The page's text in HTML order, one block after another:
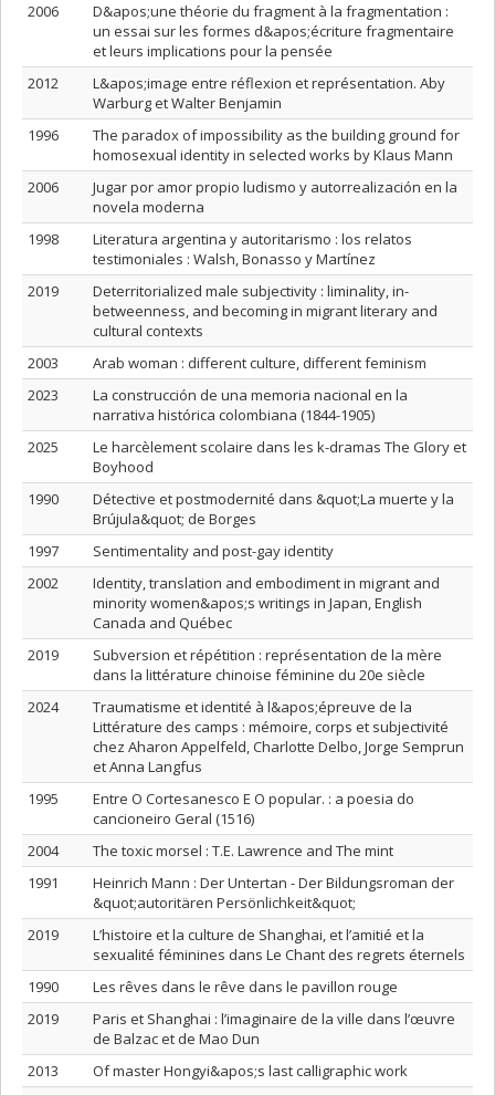
2006
D&apos;une théorie du fragment à la fragmentation :
un essai sur les formes d&apos;écriture fragmentaire
et leurs implications pour la pensée
2012
L&apos;image entre réflexion et représentation. Aby
Warburg et Walter Benjamin
1996
The paradox of impossibility as the building ground for
homosexual identity in selected works by Klaus Mann
2006
Jugar por amor propio ludismo y autorrealización en la
novela moderna
1998
Literatura argentina y autoritarismo : los relatos
testimoniales : Walsh, Bonasso y Martínez
2019
Deterritorialized male subjectivity : liminality, in-
betweenness, and becoming in migrant literary and
cultural contexts
2003
Arab woman : different culture, different feminism
2023
La construcción de una memoria nacional en la
narrativa histórica colombiana (1844-1905)
2025
Le harcèlement scolaire dans les k-dramas The Glory et
Boyhood
1990
Détective et postmodernité dans &quot;La muerte y la
Brújula&quot; de Borges
1997
Sentimentality and post-gay identity
2002
Identity, translation and embodiment in migrant and
minority women&apos;s writings in Japan, English
Canada and Québec
2019
Subversion et répétition : représentation de la mère
dans la littérature chinoise féminine du 20e siècle
2024
Traumatisme et identité à l&apos;épreuve de la
Littérature des camps : mémoire, corps et subjectivité
chez Aharon Appelfeld, Charlotte Delbo, Jorge Semprun
et Anna Langfus
1995
Entre O Cortesanesco E O popular. : a poesia do
cancioneiro Geral (1516)
2004
The toxic morsel : T.E. Lawrence and The mint
1991
Heinrich Mann : Der Untertan - Der Bildungsroman der
&quot;autoritären Persönlichkeit&quot;
2019
L’histoire et la culture de Shanghai, et l’amitié et la
sexualité féminines dans Le Chant des regrets éternels
1990
Les rêves dans le rêve dans le pavillon rouge
2019
Paris et Shanghai : l’imaginaire de la ville dans l’œuvre
de Balzac et de Mao Dun
2013
Of master Hongyi&apos;s last calligraphic work